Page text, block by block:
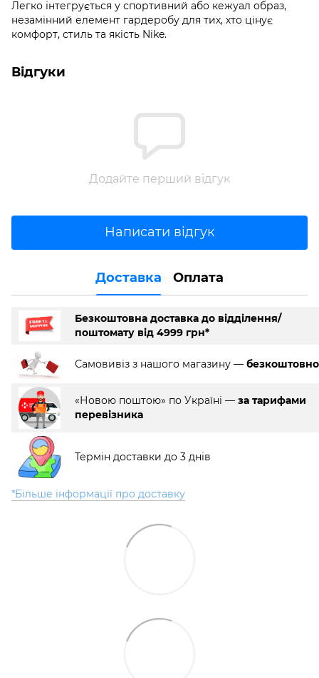
Легко інтегрується у спортивний або кежуал образ,
незамінний елемент гардеробу для тих, хто цінує
комфорт, стиль та якість Nike.
Відгуки
Додайте перший відгук
Написати відгук
Доставка Оплата
Безкоштовна доставка до відділення/
поштомату від 4999 грн*
Самовивіз з нашого магазину — безкоштовно
«Новою поштою» по Україні — за тарифами
перевізника
Термін доставки до 3 днів
*Більше інформації про доставку